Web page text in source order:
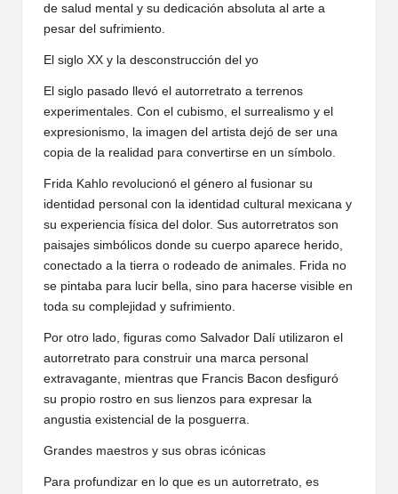
de salud mental y su dedicación absoluta al arte a
pesar del sufrimiento.
El siglo XX y la desconstrucción del yo
El siglo pasado llevó el autorretrato a terrenos
experimentales. Con el cubismo, el surrealismo y el
expresionismo, la imagen del artista dejó de ser una
copia de la realidad para convertirse en un símbolo.
Frida Kahlo revolucionó el género al fusionar su
identidad personal con la identidad cultural mexicana y
su experiencia física del dolor. Sus autorretratos son
paisajes simbólicos donde su cuerpo aparece herido,
conectado a la tierra o rodeado de animales. Frida no
se pintaba para lucir bella, sino para hacerse visible en
toda su complejidad y sufrimiento.
Por otro lado, figuras como Salvador Dalí utilizaron el
autorretrato para construir una marca personal
extravagante, mientras que Francis Bacon desfiguró
su propio rostro en sus lienzos para expresar la
angustia existencial de la posguerra.
Grandes maestros y sus obras icónicas
Para profundizar en lo que es un autorretrato, es